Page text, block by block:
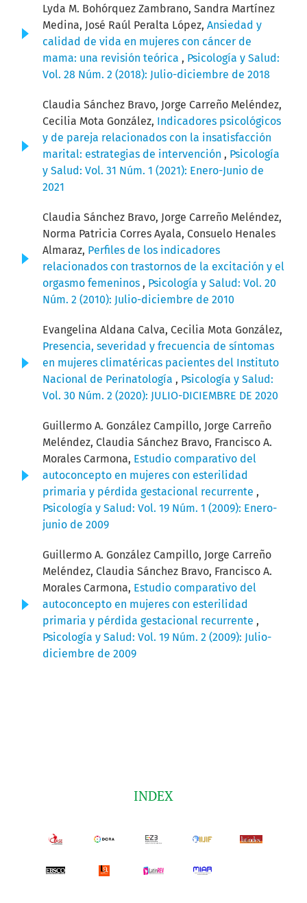
Lyda M. Bohórquez Zambrano, Sandra Martínez
Medina, José Raúl Peralta López, Ansiedad y
calidad de vida en mujeres con cáncer de
mama: una revisión teórica , Psicología y Salud:
Vol. 28 Núm. 2 (2018): Julio-diciembre de 2018
Claudia Sánchez Bravo, Jorge Carreño Meléndez,
Cecilia Mota González, Indicadores psicológicos
y de pareja relacionados con la insatisfacción
marital: estrategias de intervención , Psicología
y Salud: Vol. 31 Núm. 1 (2021): Enero-Junio de
2021
Claudia Sánchez Bravo, Jorge Carreño Meléndez,
Norma Patricia Corres Ayala, Consuelo Henales
Almaraz, Perfiles de los indicadores
relacionados con trastornos de la excitación y el
orgasmo femeninos , Psicología y Salud: Vol. 20
Núm. 2 (2010): Julio-diciembre de 2010
Evangelina Aldana Calva, Cecilia Mota González,
Presencia, severidad y frecuencia de síntomas
en mujeres climatéricas pacientes del Instituto
Nacional de Perinatología , Psicología y Salud:
Vol. 30 Núm. 2 (2020): JULIO-DICIEMBRE DE 2020
Guillermo A. González Campillo, Jorge Carreño
Meléndez, Claudia Sánchez Bravo, Francisco A.
Morales Carmona, Estudio comparativo del
autoconcepto en mujeres con esterilidad
primaria y pérdida gestacional recurrente ,
Psicología y Salud: Vol. 19 Núm. 1 (2009): Enero-
junio de 2009
Guillermo A. González Campillo, Jorge Carreño
Meléndez, Claudia Sánchez Bravo, Francisco A.
Morales Carmona, Estudio comparativo del
autoconcepto en mujeres con esterilidad
primaria y pérdida gestacional recurrente ,
Psicología y Salud: Vol. 19 Núm. 2 (2009): Julio-
diciembre de 2009
INDEX